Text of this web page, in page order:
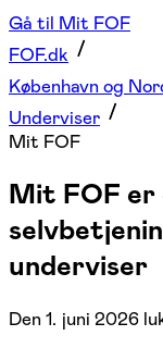
Gå til Mit FOF
FOF.dk
København og
Underviser
Mit FOF
Mit FOF er
underviser
Den 1. juni 2026